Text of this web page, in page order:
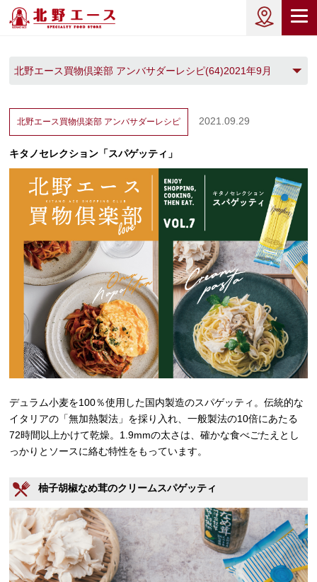
北野エース買物倶楽部 アンバサダーレシピ(64)2021年9月
北野エース買物倶楽部 アンバサダーレシピ 2021.09.29
キタノセレクション「スパゲッティ」
デュラム小麦を100％使用した国内製造のスパゲッティ。伝統的な
イタリアの「無加熱製法」を採り入れ、一般製法の10倍にあたる
72時間以上かけて乾燥。1.9mmの太さは、確かな食べごたえとし
っかりとソースに絡む特性をもっています。
柚子胡椒なめ茸のクリームスパゲッティ